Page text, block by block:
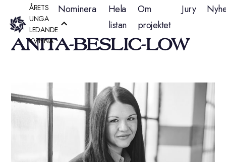
Hoppa
till
innehåll
ÅRETS
UNGA
LEDANDE
KVINNA
Nominera
Hela
listan
Om
projektet
Jury
ANITA-BESLIC-LOW